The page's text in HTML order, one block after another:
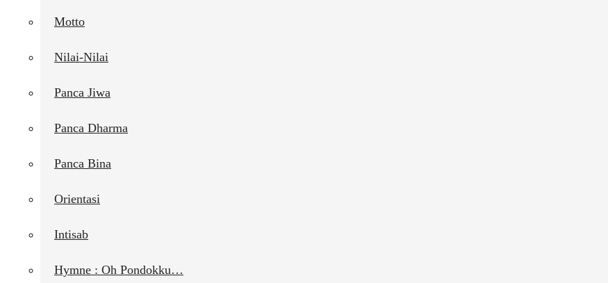
Motto
Nilai-Nilai
Panca Jiwa
Panca Dharma
Panca Bina
Orientasi
Intisab
Hymne : Oh Pondokku…